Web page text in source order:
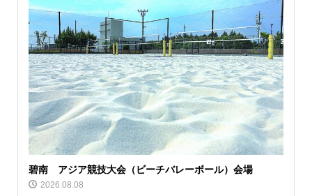
碧南 アジア競技大会（ビーチバレーボール）会場
2026.08.08